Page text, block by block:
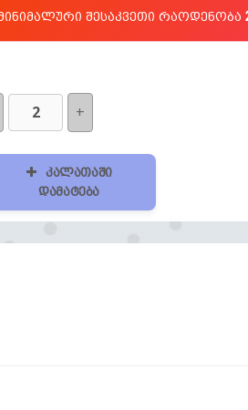
შესაკვეთი რაოდენობა
+
კალათაში
დამატება